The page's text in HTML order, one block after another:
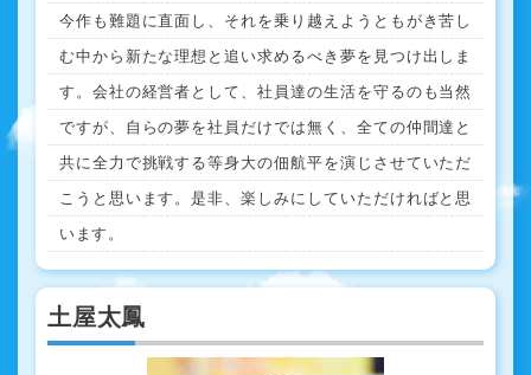
今作も難題に直面し、それを乗り越えようともがき苦し
む中から新たな理想と追い求めるべき夢を見つけ出しま
す。会社の経営者として、社員達の生活を守るのも当然
ですが、自らの夢を社員だけでは無く、全ての仲間達と
共に全力で挑戦する等身大の佃航平を演じさせていただ
こうと思います。是非、楽しみにしていただければと思
います。
土屋太鳳